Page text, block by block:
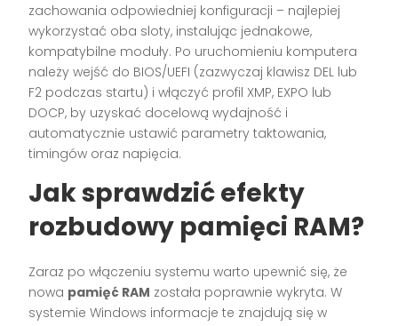
zachowania odpowiedniej konfiguracji – najlepiej
wykorzystać oba sloty, instalując jednakowe,
kompatybilne moduły. Po uruchomieniu komputera
należy wejść do BIOS/UEFI (zazwyczaj klawisz DEL lub
F2 podczas startu) i włączyć profil XMP, EXPO lub
DOCP, by uzyskać docelową wydajność i
automatycznie ustawić parametry taktowania,
timingów oraz napięcia.
Jak sprawdzić efekty
rozbudowy pamięci RAM?
Zaraz po włączeniu systemu warto upewnić się, że
nowa pamięć RAM została poprawnie wykryta. W
systemie Windows informacje te znajdują się w